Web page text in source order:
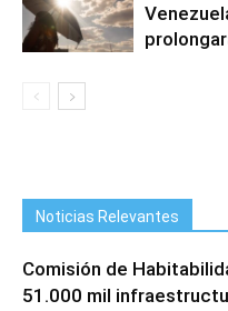
Noticias Relevantes
Comisión de
51.000 mil